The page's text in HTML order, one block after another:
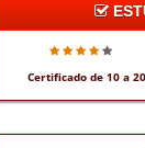
Certificado de 10 a